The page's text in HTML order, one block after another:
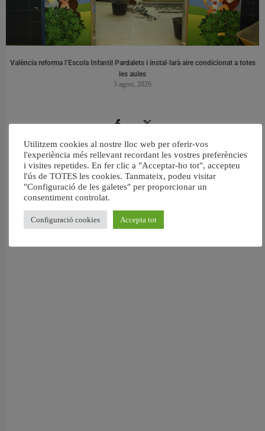
València reforma l’Escola Infantil Pardalets i instal·larà aire condicionat a totes
les aules
5 agost, 2026
Utilitzem cookies al nostre lloc web per oferir-vos
l'experiència més rellevant recordant les vostres preferències
i visites repetides. En fer clic a "Acceptar-ho tot", accepteu
l'ús de TOTES les cookies. Tanmateix, podeu visitar
"Configuració de les galetes" per proporcionar un
consentiment controlat.
Configuració cookies Accepta tot